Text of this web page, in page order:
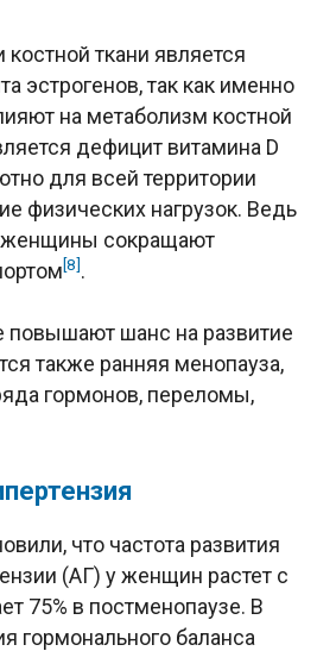
ткани является
эстрогенов, так как именно
на метаболизм костной
дефицит витамина D
для всей территории
физических нагрузок. Ведь
женщины сокращают
[8].
повышают шанс на развитие
также ранняя менопауза,
гормонов, переломы,
что частота развития
(АГ) у женщин растет с
75% в постменопаузе. В
гормонального баланса